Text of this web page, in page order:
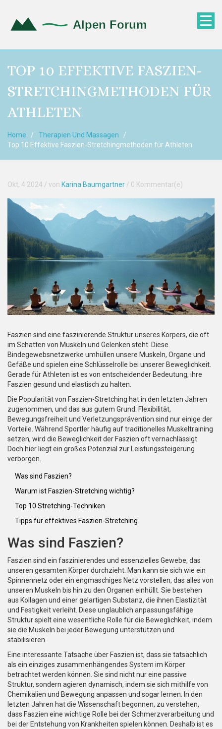
TOP 10 EFFEKTIVE FASZIEN-
STRETCHINGMETHODEN FÜR
ATHLETEN
Home
Therapien Und Massagen
Top 10 Effektive Faszien-Stretchingmethoden für Athleten
Okt, 4 2024 / von Karina Baumgartner / 0 Kommentar(e)
Faszien sind eine faszinierende Struktur unseres Körpers, die oft
im Schatten von Muskeln und Gelenken steht. Diese
Bindegewebsnetzwerke umhüllen unsere Muskeln, Organe und
Gefäße und spielen eine Schlüsselrolle bei unserer Beweglichkeit.
Gerade für Athleten ist es von entscheidender Bedeutung, ihre
Faszien gesund und elastisch zu halten.
Die Popularität von Faszien-Stretching hat in den letzten Jahren
zugenommen, und das aus gutem Grund: Flexibilität,
Bewegungsfreiheit und Verletzungsprävention sind nur einige der
Vorteile. Während Sportler häufig auf traditionelles Muskeltraining
setzen, wird die Beweglichkeit der Faszien oft vernachlässigt.
Doch hier liegt ein großes Potenzial zur Leistungssteigerung
verborgen.
Was sind Faszien?
Warum ist Faszien-Stretching wichtig?
Top 10 Stretching-Techniken
Tipps für effektives Faszien-Stretching
Was sind Faszien?
Faszien sind ein faszinierendes und essenzielles Gewebe, das
unseren gesamten Körper durchzieht. Man kann sie sich wie ein
Spinnennetz oder ein engmaschiges Netz vorstellen, das alles von
unseren Muskeln bis hin zu den Organen einhüllt. Sie bestehen
aus Kollagen und einer gelartigen Substanz, die ihnen Elastizität
und Festigkeit verleiht. Diese unglaublich anpassungsfähige
Struktur spielt eine wesentliche Rolle für die Beweglichkeit, indem
sie die Muskeln bei jeder Bewegung unterstützen und
stabilisieren.
Eine interessante Tatsache über Faszien ist, dass sie tatsächlich
als ein einziges zusammenhängendes System im Körper
betrachtet werden können. Sie sind nicht nur eine passive
Struktur, sondern agieren dynamisch, indem sie sich mithilfe von
Chemikalien und Bewegung anpassen und sogar lernen. In den
letzten Jahren hat die Wissenschaft begonnen, zu verstehen,
dass Faszien eine wichtige Rolle bei der Schmerzverarbeitung und
bei der Entstehung von Krankheiten spielen können. Deshalb ist es